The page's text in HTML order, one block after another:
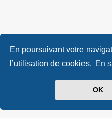
En poursuivant votre
l’utilisation de cookies. En
OK